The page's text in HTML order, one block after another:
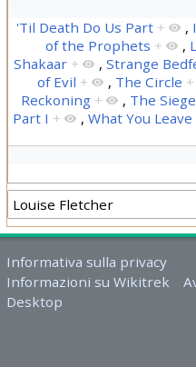
'Til Death Do Us Part + ,
of the Prophets + ,
Shakaar + ,Strange
of Evil + , The Circle +
Reckoning + , The Siege
Part I + ,What You
Informativa sulla privacy
Informazioni su Wikitrek
Desktop